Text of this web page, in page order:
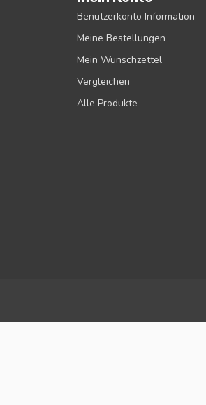
Benutzerkonto Information
Meine Bestellungen
Mein Wunschzettel
Vergleichen
Alle Produkte